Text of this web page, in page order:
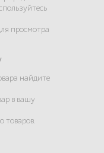
просмотра
найдите
в вашу
товаров.